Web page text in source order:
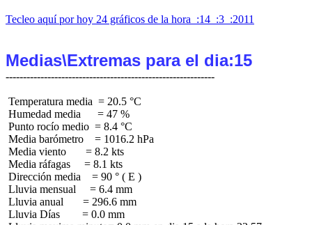
Tecleo aquí por hoy 24 gráficos de la hora  :14  :3  :2011
Medias\Extremas para el dia:15
Temperatura media  = 20.5 °C
Humedad media      = 47 %
Punto rocío medio  = 8.4 °C
Media barómetro    = 1016.2 hPa
Media viento       = 8.2 kts
Media ráfagas     = 8.1 kts
Dirección media    = 90 ° ( E )
Lluvia mensual     = 6.4 mm
Lluvia anual       = 296.6 mm
Lluvia Días        = 0.0 mm